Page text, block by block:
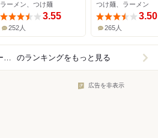
ラーメン、つけ麺
3.55
252人
つけ麺、ラーメン
3.50
265人
宝ヶ池・北山×ラーメン のランキングをもっと見る
広告を非表示